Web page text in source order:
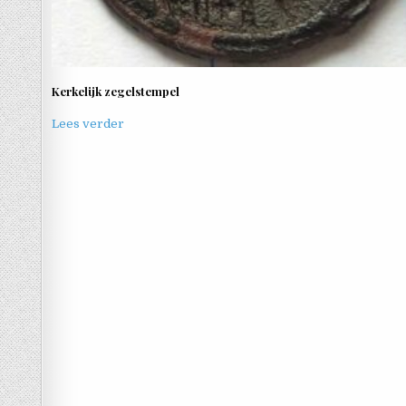
Kerkelijk zegelstempel
Lees verder